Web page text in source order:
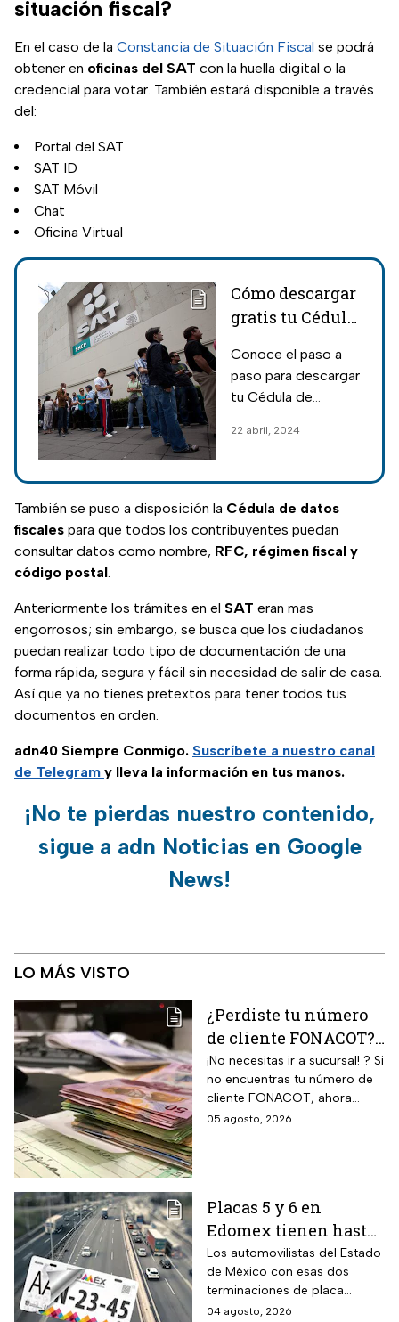
situación fiscal?
En el caso de la Constancia de Situación Fiscal se podrá
obtener en oficinas del SAT con la huella digital o la
credencial para votar. También estará disponible a través
del:
Portal del SAT
SAT ID
SAT Móvil
Chat
Oficina Virtual
Cómo descargar
gratis tu Cédula
Identificación
Fiscal sin ir al
Conoce el paso a
paso para descargar
tu Cédula de
(CIF) de forma
necesidad de acudir
al Servicio de
Administración
Tributaria.
22 abril, 2024
También se puso a disposición la Cédula de datos
fiscales para que todos los contribuyentes puedan
consultar datos como nombre, RFC, régimen fiscal y
código postal.
Anteriormente los trámites en el SAT eran mas
engorrosos; sin embargo, se busca que los ciudadanos
puedan realizar todo tipo de documentación de una
forma rápida, segura y fácil sin necesidad de salir de casa.
Así que ya no tienes pretextos para tener todos tus
documentos en orden.
adn40 Siempre Conmigo. Suscríbete a nuestro canal
de Telegram y lleva la información en tus manos.
¡No te pierdas nuestro contenido,
sigue a adn Noticias en Google
News!
LO MÁS VISTO
¿Perdiste tu número
de cliente FONACOT?
Así puedes
recuperarlo y
consultar tu crédito
2026
¡No necesitas ir a sucursal! ? Si
no encuentras tu número de
cliente FONACOT, ahora
puedes recuperarlo y
05 agosto, 2026
Placas 5 y 6 en
Edomex tienen hasta
el 31 de agosto 2026
para realizar la
verificación
Los automovilistas del Estado
de México con esas dos
terminaciones de placa
enfrentan el cierre de su
04 agosto, 2026